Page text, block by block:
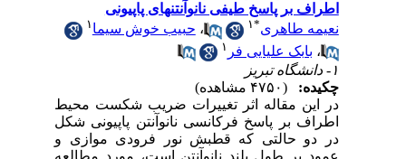
اطراف بر پاسخ طیفی نانوآنتنهای پاپیونی
نعیمه طاهری* ۱ ،حبیب خوش سیما
،بابک علیایی فر۱
چکیده:
در این مقاله اثر تغییرات ضریب شکست محیط
اطراف بر پاسخ فرکانسی نانوآنتن پاپیونی شکل
در دو حالتی که قطبش نور فرودی موازی و